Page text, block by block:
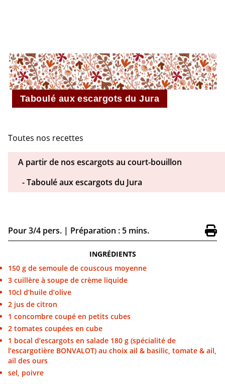
Taboulé aux escargots du Jura
Toutes nos recettes
Pour 3/4 pers. | Préparation : 5 mins.
INGRÉDIENTS
150 g de semoule de couscous moyenne
3 cuillère à soupe de crème liquide
10cl d’huile d’olive
2 jus de citron
1 concombre coupé en petits cubes
2 tomates coupées en cube
1 bocal d’escargots en salade 180 g (spécialité de
l’escargotière BONVALOT) au choix ail & basilic, tomate & ail,
ail des ours
sel, poivre